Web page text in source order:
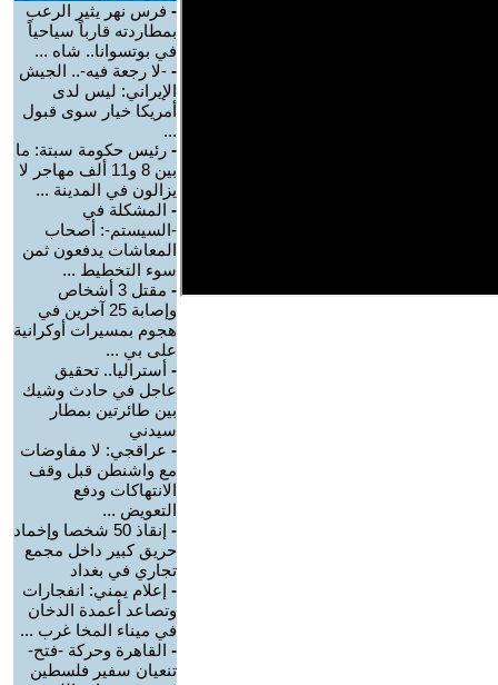
- فرس نهر يثير الرعب
بمطاردته قارباً سياحياً
في بوتسوانا.. شاه ...
- -لا رجعة فيه-.. الجيش
الإيراني: ليس لدى
أمريكا خيار سوى قبول
...
- رئيس حكومة سبتة: ما
بين 8 و11 ألف مهاجر لا
يزالون في المدينة ...
- المشكلة في
-السيستم-: أصحاب
المعاشات يدفعون ثمن
سوء التخطيط ...
-
مقتل 3 أشخاص
وإصابة 25 آخرين في
هجوم بمسيرات أوكرانية
على بي ...
- أستراليا.. تحقيق
عاجل في حادث وشيك
بين طائرتين بمطار
سيدني
- عراقجي: لا مفاوضات
مع واشنطن قبل وقف
الانتهاكات ودفع
التعويض ...
-
إنقاذ 50 شخصا وإخماد
حريق كبير داخل مجمع
تجاري في بغداد
- إعلام يمني: انفجارات
وتصاعد أعمدة الدخان
في ميناء المخا غرب ...
- القاهرة وحركة -فتح-
تنعيان سفير فلسطين